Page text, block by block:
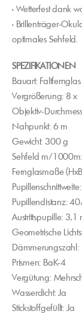
• Wetterfest dank
• Brillenträger-
optimales Sehfeld.
SPEZIFIKATIONEN
Bauart: Faltfernglas
Vergrößerung: 8 x
Objektiv-
Nahpunkt: 6 m
Gewicht: 300 g
Sehfeld m/
Fernglasmaße
Pupillendistanz:
Austrittspupille: 3,1
Geometrische
Dämmerungszahl:
Prismen: BaK-4
Vergütung:
Wasserdicht: Ja
Stickstoffgefüllt: Ja